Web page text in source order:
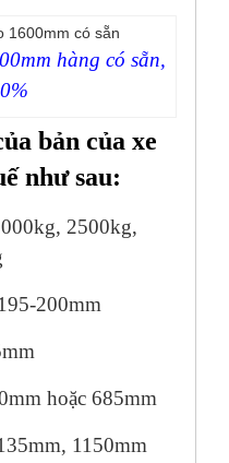
hàng có sẵn,
bản của xe
như sau:
2500kg,
200mm
hoặc 685mm
1150mm